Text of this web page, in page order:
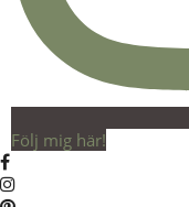
Följ mig här!